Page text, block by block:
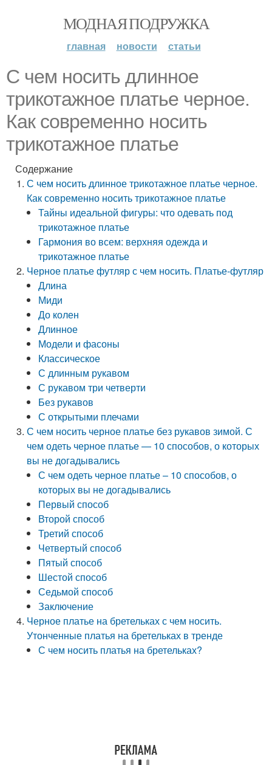
МОДНАЯ ПОДРУЖКА
главная новости статьи
С чем носить длинное
трикотажное платье черное.
Как современно носить
трикотажное платье
Содержание
С чем носить длинное трикотажное платье черное.
Как современно носить трикотажное платье
Тайны идеальной фигуры: что одевать под
трикотажное платье
Гармония во всем: верхняя одежда и
трикотажное платье
Черное платье футляр с чем носить. Платье-футляр
Длина
Миди
До колен
Длинное
Модели и фасоны
Классическое
С длинным рукавом
С рукавом три четверти
Без рукавов
С открытыми плечами
С чем носить черное платье без рукавов зимой. С
чем одеть черное платье — 10 способов, о которых
вы не догадывались
С чем одеть черное платье – 10 способов, о
которых вы не догадывались
Первый способ
Второй способ
Третий способ
Четвертый способ
Пятый способ
Шестой способ
Седьмой способ
Заключение
Черное платье на бретельках с чем носить.
Утонченные платья на бретельках в тренде
С чем носить платья на бретельках?